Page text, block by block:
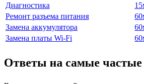
Диагностика
15
Ремонт разъема питания
60
Замена аккумулятора
60
Замена платы Wi-Fi
60
Ответы на самые